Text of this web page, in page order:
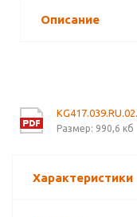
Описание
Размер: 990,6 кб
Характеристики